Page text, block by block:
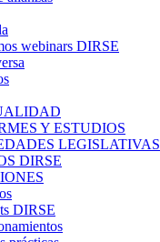
webinars DIRSE
Y ESTUDIOS
LEGISLATIVAS
DIRSE
DIRSE